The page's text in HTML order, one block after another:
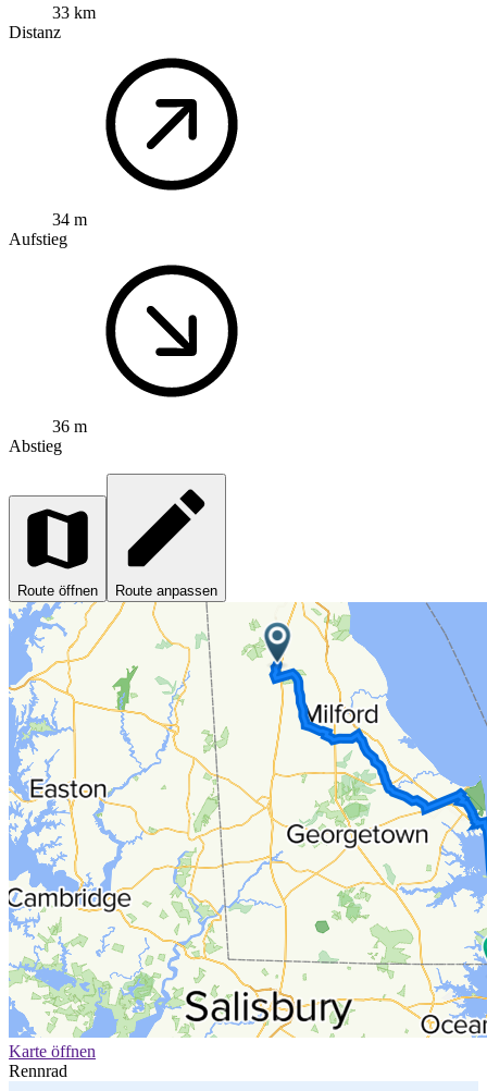
33 km
Distanz
34 m
Aufstieg
36 m
Abstieg
Route öffnen Route anpassen
Karte öffnen
Rennrad